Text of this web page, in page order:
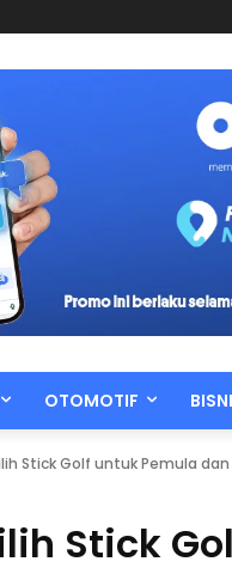
OTOMOTIF
Stick Golf untuk Pemula
Stick